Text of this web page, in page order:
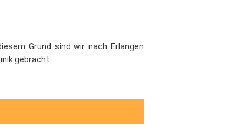
Grund sind wir nach Erlangen
gebracht.